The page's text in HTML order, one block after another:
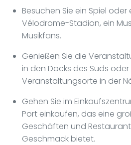
Besuchen Sie ein Spiel oder
Vélodrome-Stadion, ein
Musikfans.
Genießen Sie die
in den Docks des Suds oder
Veranstaltungsorte in der
Gehen Sie im
Port einkaufen, das eine
Geschäften und
Geschmack bietet.